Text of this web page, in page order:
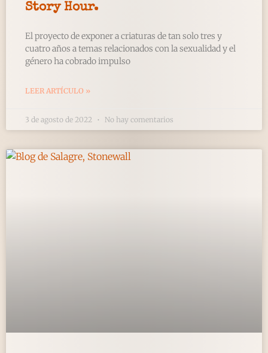
Story Hour.
El proyecto de exponer a criaturas de tan solo tres y
cuatro años a temas relacionados con la sexualidad y el
género ha cobrado impulso
LEER ARTÍCULO »
3 de agosto de 2022 No hay comentarios